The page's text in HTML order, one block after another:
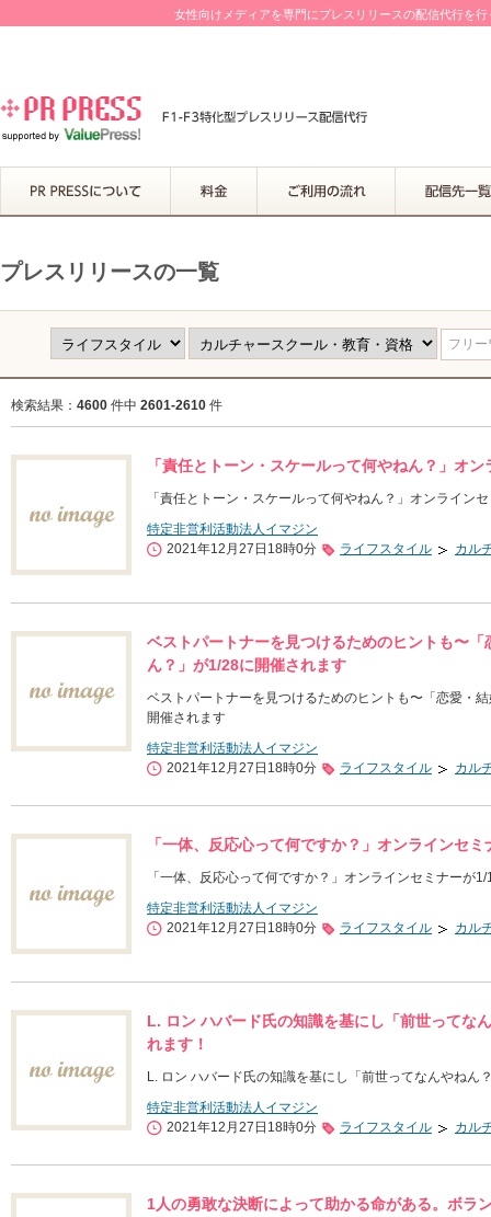
女性向けメディアを専門にプレスリリースの配信代行を
プレスリリースの一覧
フリ
検索結果： 4600 件中 2601-2610 件
「責任とトーン・スケールって何やねん？」オ
「責任とトーン・スケールって何やねん？」オンライン
特定非営利活動法人イマジン
2021年12月27日18時0分
ライフスタイル カル
ベストパートナーを見つけるためのヒントも〜
ん？」が1/28に開催されます
ベストパートナーを見つけるためのヒントも〜「恋愛・
開催されます
特定非営利活動法人イマジン
2021年12月27日18時0分
ライフスタイル カル
「一体、反応心って何ですか？」オンラインセ
「一体、反応心って何ですか？」オンラインセミナーが
特定非営利活動法人イマジン
2021年12月27日18時0分
ライフスタイル カル
L. ロン ハバード氏の知識を基にし「前世ってな
れます！
L. ロン ハバード氏の知識を基にし「前世ってなんやねん
特定非営利活動法人イマジン
2021年12月27日18時0分
ライフスタイル カル
1人の勇敢な決断によって助かる命がある。ボラ